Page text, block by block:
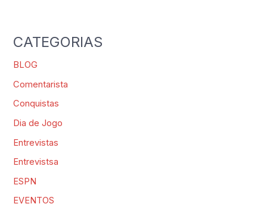
CATEGORIAS
BLOG
Comentarista
Conquistas
Dia de Jogo
Entrevistas
Entrevistsa
ESPN
EVENTOS